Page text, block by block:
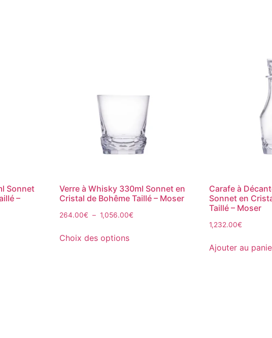
Sonnet
–
Verre à Whisky 330ml Sonnet en
Cristal de Bohême Taillé – Moser
264.00€ – 1,056.00€
Choix des options
Carafe à
Sonnet en
Taillé – Moser
1,232.00€
Ajouter au